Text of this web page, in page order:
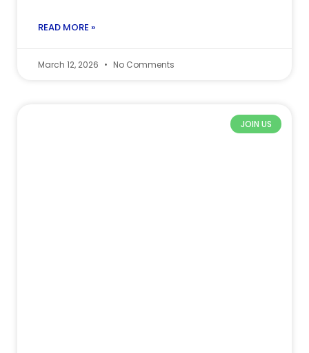
READ MORE »
March 12, 2026 No Comments
JOIN US